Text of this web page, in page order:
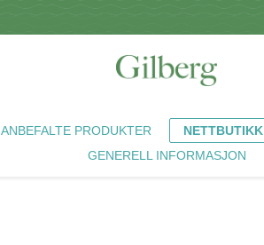
ANBEFALTE PRODUKTER NETTBUTIKK
GENERELL INFORMASJON